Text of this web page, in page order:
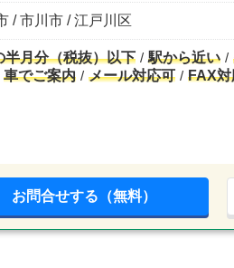
/ 市川市 / 江戸川区
半月分（税抜）以下 駅から近い
車でご案内 メール対応可 FAX対
お問合せする（無料）